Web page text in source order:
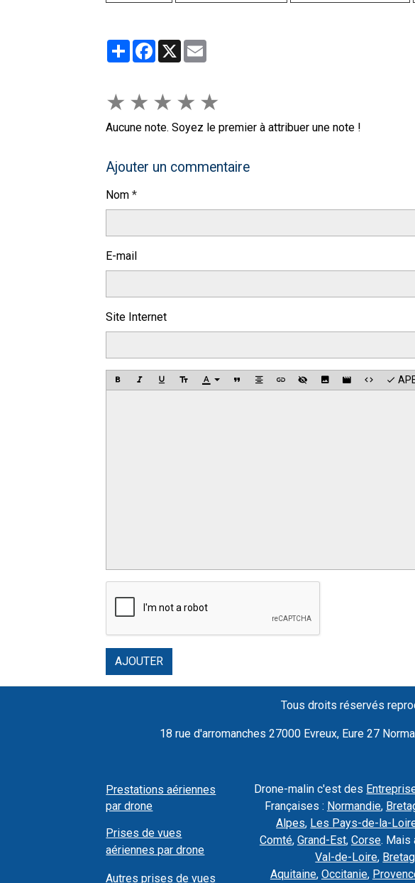
PartagerFacebook
X
★ ★ ★ ★ ★
Aucune note. Soyez le premier à attribuer une note !
Ajouter un commentaire
Nom
E-mail
Site Internet
AJOUTER
Tous droits réservés
18 rue d'arromanches 27000 Evreux, Eure 27
Prestations aériennes
par drone
Prises de vues
aériennes par drone
Autres prises de vues
Drone-malin c'est des
Françaises : Normandie,
Alpes, Les Pays-de-la-
Comté, Grand-Est, Corse. Mais
Val-de-Loire,
Aquitaine, Occitanie,